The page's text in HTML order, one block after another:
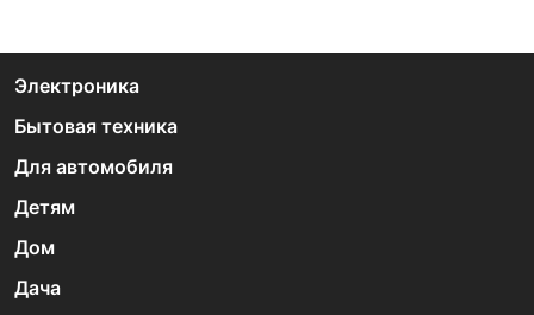
Электроника
Бытовая техника
Для автомобиля
Детям
Дом
Дача